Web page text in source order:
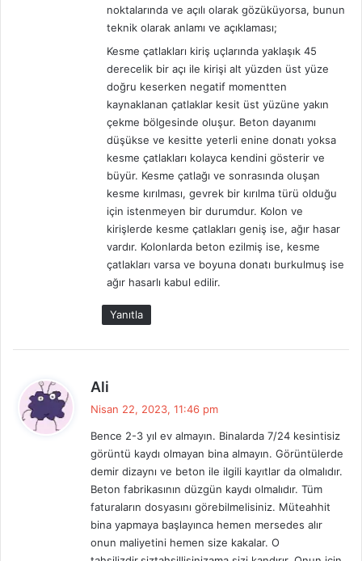
noktalarında ve açılı olarak gözüküyorsa, bunun
teknik olarak anlamı ve açıklaması;
Kesme çatlakları kiriş uçlarında yaklaşık 45
derecelik bir açı ile kirişi alt yüzden üst yüze
doğru keserken negatif momentten
kaynaklanan çatlaklar kesit üst yüzüne yakın
çekme bölgesinde oluşur. Beton dayanımı
düşükse ve kesitte yeterli enine donatı yoksa
kesme çatlakları kolayca kendini gösterir ve
büyür. Kesme çatlağı ve sonrasında oluşan
kesme kırılması, gevrek bir kırılma türü olduğu
için istenmeyen bir durumdur. Kolon ve
kirişlerde kesme çatlakları geniş ise, ağır hasar
vardır. Kolonlarda beton ezilmiş ise, kesme
çatlakları varsa ve boyuna donatı burkulmuş ise
ağır hasarlı kabul edilir.
Yanıtla
Ali
i
k
i
:
Nisan 22, 2023, 11:46 pm
Bence 2-3 yıl ev almayın. Binalarda 7/24 kesintisiz
görüntü kaydı olmayan bina almayın. Görüntülerde
demir dizaynı ve beton ile ilgili kayıtlar da olmalıdır.
Beton fabrikasının düzgün kaydı olmalıdır. Tüm
faturaların dosyasını görebilmelisiniz. Müteahhit
bina yapmaya başlayınca hemen mersedes alır
onun maliyetini hemen size kakalar. O